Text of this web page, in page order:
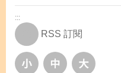
:::
RSS 訂閱